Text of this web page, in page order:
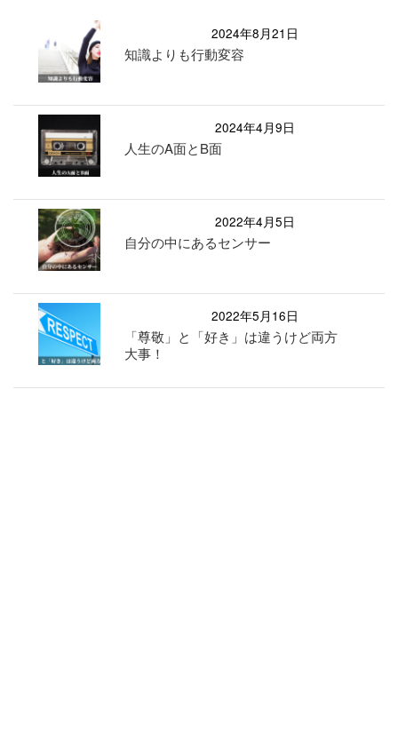
2024年8月21日
知識よりも行動変容
2024年4月9日
人生のA面とB面
2022年4月5日
自分の中にあるセンサー
2022年5月16日
「尊敬」と「好き」は違うけど両方
大事！